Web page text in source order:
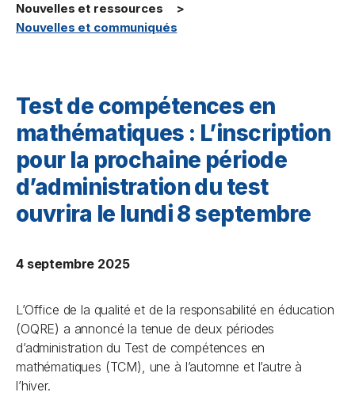
Nouvelles et ressources
Nouvelles et communiqués
Test de compétences en
mathématiques : L’inscription
pour la prochaine période
d’administration du test
ouvrira le lundi 8 septembre
4 septembre 2025
L’Office de la qualité et de la responsabilité en éducation
(OQRE) a annoncé la tenue de deux périodes
d’administration du Test de compétences en
mathématiques (TCM), une à l’automne et l’autre à
l’hiver.